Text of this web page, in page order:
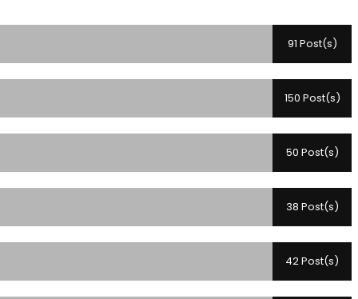
91 Post(s)
150 Post(s)
50 Post(s)
38 Post(s)
42 Post(s)